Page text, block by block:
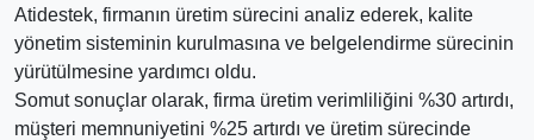
Atidestek, firmanın üretim sürecini analiz ederek, kalite
yönetim sisteminin kurulmasına ve belgelendirme sürecinin
yürütülmesine yardımcı oldu.
Somut sonuçlar olarak, firma üretim verimliliğini %30 artırdı,
müşteri memnuniyetini %25 artırdı ve üretim sürecinde